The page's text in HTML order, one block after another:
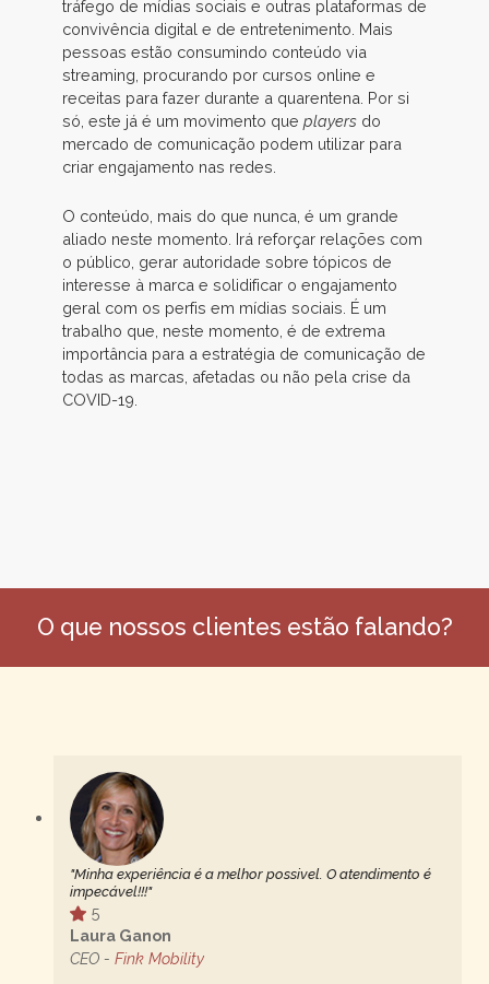
tráfego de mídias sociais e outras plataformas de
convivência digital e de entretenimento. Mais
pessoas estão consumindo conteúdo via
streaming, procurando por cursos online e
receitas para fazer durante a quarentena. Por si
só, este já é um movimento que players do
mercado de comunicação podem utilizar para
criar engajamento nas redes.
O conteúdo, mais do que nunca, é um grande
aliado neste momento. Irá reforçar relações com
o público, gerar autoridade sobre tópicos de
interesse à marca e solidificar o engajamento
geral com os perfis em mídias sociais. É um
trabalho que, neste momento, é de extrema
importância para a estratégia de comunicação de
todas as marcas, afetadas ou não pela crise da
COVID-19.
O que nossos clientes estão falando?
"Minha experiência é a melhor possivel. O atendimento é
impecável!!!"
5
Laura Ganon
CEO - Fink Mobility